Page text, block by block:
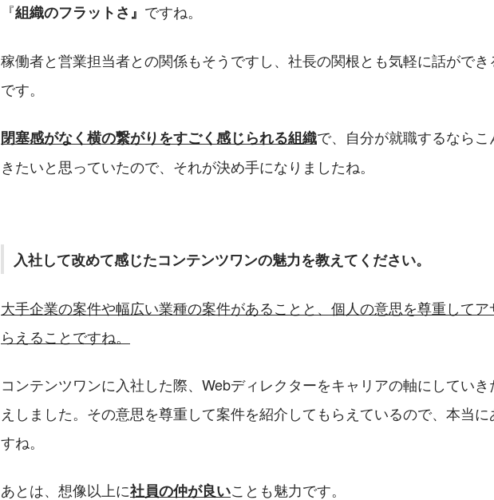
『組織のフラットさ』 ですね。
稼働者と営業担当者との関係もそうですし、社長の関根とも気軽に話がで
です。
閉塞感がなく横の繋がりをすごく感じられる組織で、自分が就職するなら
きたいと思っていたので、それが決め手になりましたね。
入社して改めて感じたコンテンツワンの魅力を教えてください。
大手企業の案件や幅広い業種の案件があることと、個人の意思を尊重してア
らえることですね。
コンテンツワンに入社した際、Webディレクターをキャリアの軸にしてい
えしました。その意思を尊重して案件を紹介してもらえているので、本当
すね。
あとは、想像以上に社員の仲が良いことも魅力です。